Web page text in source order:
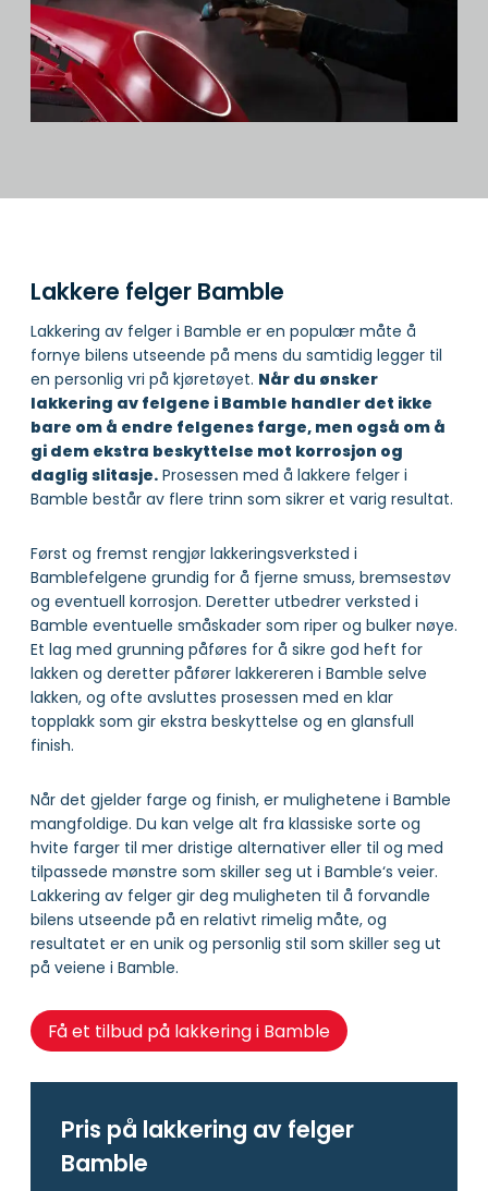
Lakkere felger Bamble
Lakkering av felger i Bamble er en populær måte å
fornye bilens utseende på mens du samtidig legger til
en personlig vri på kjøretøyet. Når du ønsker
lakkering av felgene i Bamble handler det ikke
bare om å endre felgenes farge, men også om å
gi dem ekstra beskyttelse mot korrosjon og
daglig slitasje. Prosessen med å lakkere felger i
Bamble består av flere trinn som sikrer et varig resultat.
Først og fremst rengjør lakkeringsverksted i
Bamblefelgene grundig for å fjerne smuss, bremsestøv
og eventuell korrosjon. Deretter utbedrer verksted i
Bamble eventuelle småskader som riper og bulker nøye.
Et lag med grunning påføres for å sikre god heft for
lakken og deretter påfører lakkereren i Bamble selve
lakken, og ofte avsluttes prosessen med en klar
topplakk som gir ekstra beskyttelse og en glansfull
finish.
Når det gjelder farge og finish, er mulighetene i Bamble
mangfoldige. Du kan velge alt fra klassiske sorte og
hvite farger til mer dristige alternativer eller til og med
tilpassede mønstre som skiller seg ut i Bamble‘s veier.
Lakkering av felger gir deg muligheten til å forvandle
bilens utseende på en relativt rimelig måte, og
resultatet er en unik og personlig stil som skiller seg ut
på veiene i Bamble.
Få et tilbud på lakkering i Bamble
Pris på lakkering av felger
Bamble